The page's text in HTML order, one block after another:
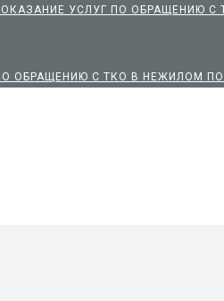
УСЛУГ ПО ОБРАЩЕНИЮ
ОБРАЩЕНИЮ С ТКО В НЕЖИЛОМ